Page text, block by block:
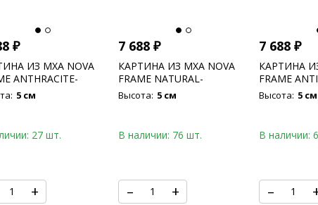
₽
ИЗ МХА NOVA
ANTHRACITE-
100% FLAT
5 см
27 шт.
+
7 688 ₽
КАРТИНА ИЗ МХА NOVA
FRAME NATURAL-
CONCRETE 100% FLAT
Высота: 5 см
В наличии: 76 шт.
– +
7 688 ₽
КАРТИНА
FRAME
CONCRETE
Высота: 5 см
В наличии:
–